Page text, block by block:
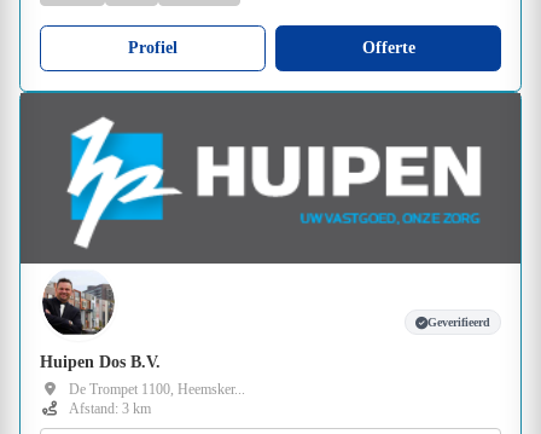
Profiel Offerte
Geverifieerd
Huipen Dos B.V.
De Trompet 1100, Heemsker...
Afstand: 3 km